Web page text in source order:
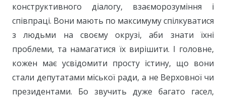
конструктивного діалогу, взаєморозуміння і
співпраці. Вони мають по максимуму спілкуватися
з людьми на своєму окрузі, аби знати їхні
проблеми, та намагатися їх вирішити. І головне,
кожен має усвідомити просту істину, що вони
стали депутатами міської ради, а не Верховної чи
президентами. Бо звучить дуже багато гасел,